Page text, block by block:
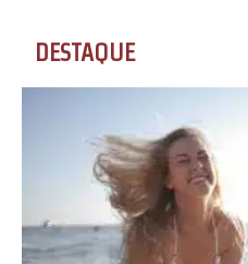
DESTAQUE